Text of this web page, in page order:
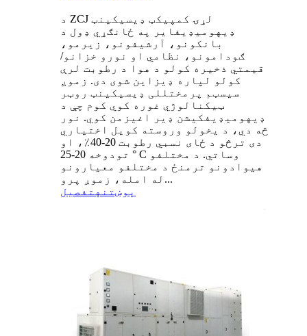
د ZCJ لړۍ کمپیکټ ډیسیکینټ
ډیهومیډیفایر په ځانګړي ډول د
بانکونو، آرشیفونو، زیرمو،
ګودامونو، نظامي او نورو خزانو/
قیمتي ذخیره کولو د هوا د رطوبت لرې
کولو لپاره ډیزاین شوی دی. زموږ
سیسټم پرمختللی ډیسیکینټ روټر
ټیکنالوژي غوره کوي کوم چې د
ډیهومیډیفکیشن ډیر اغیزمن کوي. نور
څه دي، د یخولو وروسته کویل اختیاري
دی ترڅو د ځای نسبي رطوبت 20-40٪، او
تودوخه 20-25 ° C وساتي. د مختلفو
هیوادونو ترمنځ د مختلفو معیارونو
له امله، زموږ پرو...
پوښتنه تفصیل